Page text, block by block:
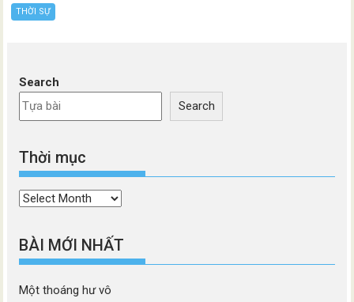
THỜI SỰ
Search
Search
Thời mục
Thời
BÀI MỚI NHẤT
Một thoáng hư vô